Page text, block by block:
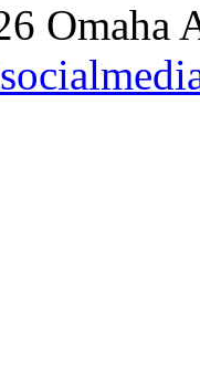
Omaha